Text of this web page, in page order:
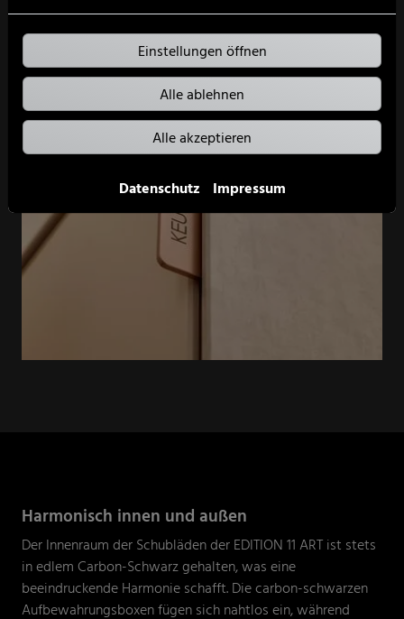
Harmonisch innen und außen
Der Innenraum der Schubläden der EDITION 11 ART ist stets
in edlem Carbon-Schwarz gehalten, was eine
beeindruckende Harmonie schafft. Die carbon-schwarzen
Aufbewahrungsboxen fügen sich nahtlos ein, während
Einstellungen öffnen
Alle ablehnen
Alle akzeptieren
Datenschutz Impressum